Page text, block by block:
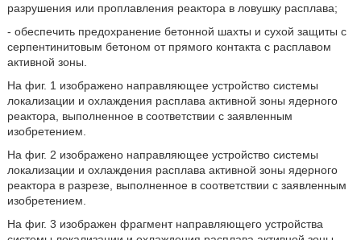
разрушения или проплавления реактора в ловушку расплава;
- обеспечить предохранение бетонной шахты и сухой защиты с
серпентинитовым бетоном от прямого контакта с расплавом
активной зоны.
На фиг. 1 изображено направляющее устройство системы
локализации и охлаждения расплава активной зоны ядерного
реактора, выполненное в соответствии с заявленным
изобретением.
На фиг. 2 изображено направляющее устройство системы
локализации и охлаждения расплава активной зоны ядерного
реактора в разрезе, выполненное в соответствии с заявленным
изобретением.
На фиг. 3 изображен фрагмент направляющего устройства